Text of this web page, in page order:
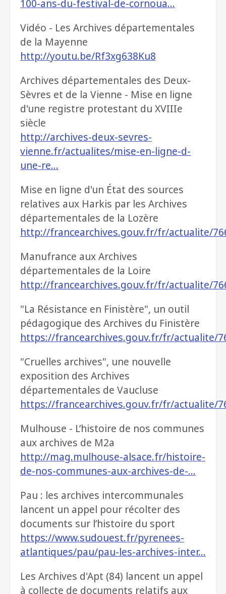
100-ans-du-festival-de-cornoua…
Vidéo - Les Archives départementales
de la Mayenne
http://youtu.be/Rf3xg638Ku8
Archives départementales des Deux-
Sèvres et de la Vienne - Mise en ligne
d'une registre protestant du XVIIIe
siècle
http://archives-deux-sevres-
vienne.fr/actualites/mise-en-ligne-d-
une-re…
Mise en ligne d'un État des sources
relatives aux Harkis par les Archives
départementales de la Lozère
http://francearchives.gouv.fr/fr/actualite/
Manufrance aux Archives
départementales de la Loire
http://francearchives.gouv.fr/fr/actualite/
"La Résistance en Finistère", un outil
pédagogique des Archives du Finistère
https://francearchives.gouv.fr/fr/actualite/
"Cruelles archives", une nouvelle
exposition des Archives
départementales de Vaucluse
https://francearchives.gouv.fr/fr/actualite/
Mulhouse - L’histoire de nos communes
aux archives de M2a
http://mag.mulhouse-alsace.fr/histoire-
de-nos-communes-aux-archives-de-…
Pau : les archives intercommunales
lancent un appel pour récolter des
documents sur l’histoire du sport
https://www.sudouest.fr/pyrenees-
atlantiques/pau/pau-les-archives-inter…
Les Archives d'Apt (84) lancent un appel
à collecte de documents relatifs aux